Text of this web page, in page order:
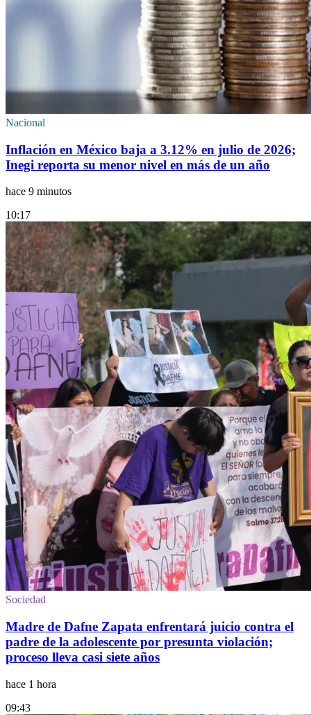
Nacional
Inflación en México baja a 3.12% en julio de 2026;
Inegi reporta su menor nivel en más de un año
hace 9 minutos
10:17
Sociedad
Madre de Dafne Zapata enfrentará juicio contra el
padre de la adolescente por presunta violación;
proceso lleva casi siete años
hace 1 hora
09:43